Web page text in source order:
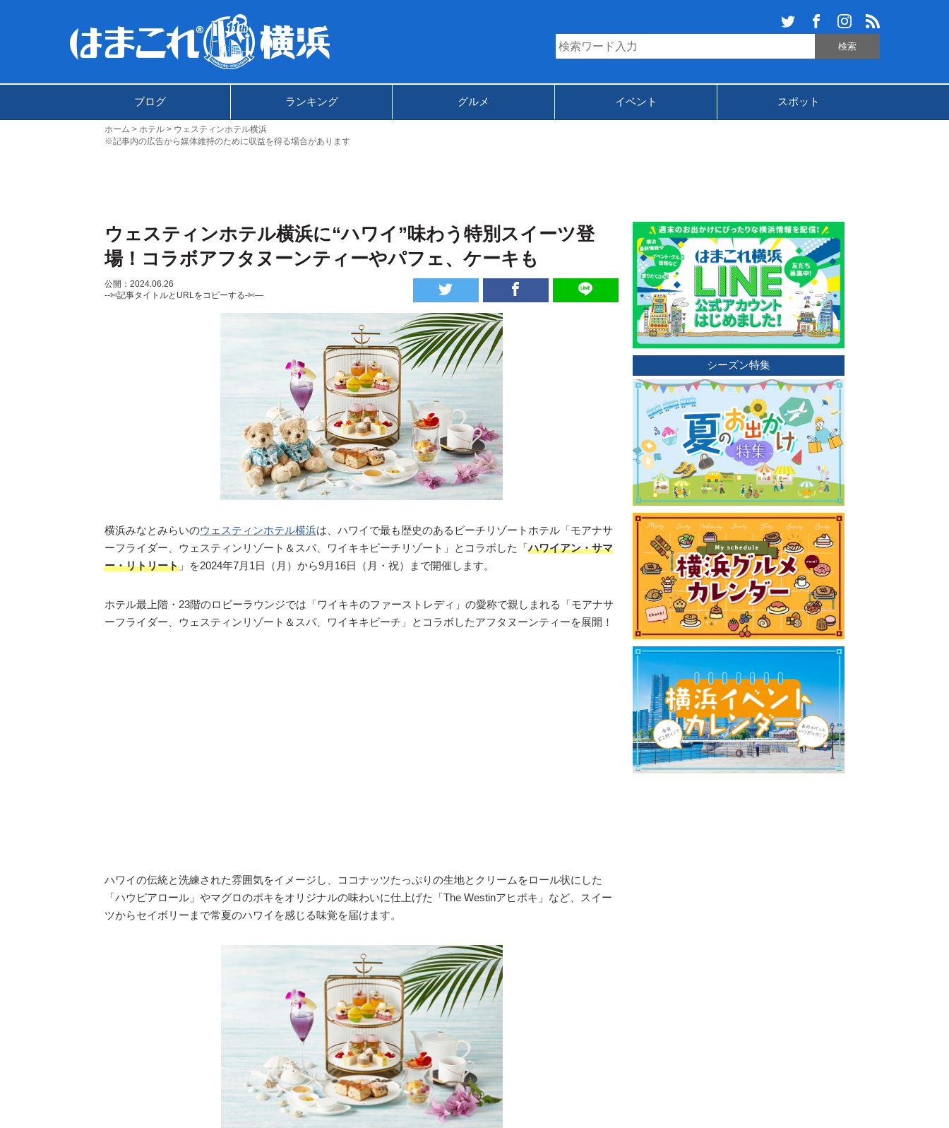
ブログ ランキング グルメ イベント スポット
ホーム ホテル
ウェスティンホテル横浜
※記事内の広告から媒体維持のために収益を得る場合があります
ウェスティンホテル横浜に“ハワイ”味わう特別スイーツ登
場！コラボアフタヌーンティーやパフェ、ケーキも
公開：2024.06.26
--✄記事タイトルとURLをコピーする-✄—
横浜みなとみらいのウェスティンホテル横浜は、ハワイで最も歴史のあるビーチリゾートホテル「モアナサ
ーフライダー、ウェスティンリゾート＆スパ、ワイキキビーチリゾート」とコラボした「ハワイアン・サマ
ー・リトリート 」を2024年7月1日（月）から9月16日（月・祝）まで開催します。
ホテル最上階・23階のロビーラウンジでは「ワイキキのファーストレディ」の愛称で親しまれる「モアナサ
ーフライダー、ウェスティンリゾート＆スパ、ワイキキビーチ」とコラボしたアフタヌーンティーを展開！
ハワイの伝統と洗練された雰囲気をイメージし、ココナッツたっぷりの生地とクリームをロール状にした
「ハウピアロール」やマグロのポキをオリジナルの味わいに仕上げた「The Westinアヒポキ」など、スイー
ツからセイボリーまで常夏のハワイを感じる味覚を届けます。
シーズン特集